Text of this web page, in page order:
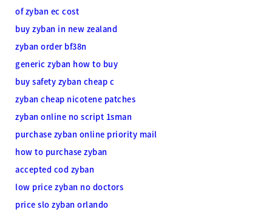
of zyban ec cost
buy zyban in new zealand
zyban order bf38n
generic zyban how to buy
buy safety zyban cheap c
zyban cheap nicotene patches
zyban online no script 1sman
purchase zyban online priority mail
how to purchase zyban
accepted cod zyban
low price zyban no doctors
price slo zyban orlando